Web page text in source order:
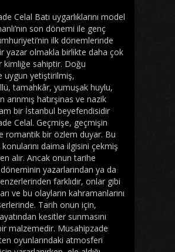
Celal Batı uygarlıklarını model
son dönemi ile genç
ilk dönemlerinde
yazar olmakla birlikte daha çok
kimliğe sahiptir. Doğu
uygun yetiştirilmiş,
tamahkâr, yumuşak huylu,
arınmış hatırşinas ve nazik
bir İstanbul beyefendisidir
Celal. Geçmişe, geçmişin
romantik bir özlem duyar. Bu
daima ilgisini çekmiş
alır. Ancak onun tarihe
döneminin yazarlarından ya da
farklıdır, onlar gibi
ve bu olayların kahramanlarını
Tarih onun için,
kesitler sunmasını
malzemedir. Musahipzade
oyunlarındaki atmosferi